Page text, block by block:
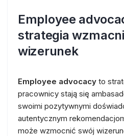
Employee
strategia
wizerunek
Employee advocacy to
pracownicy stają się
swoimi pozytywnymi
autentycznym
może wzmocnić swój